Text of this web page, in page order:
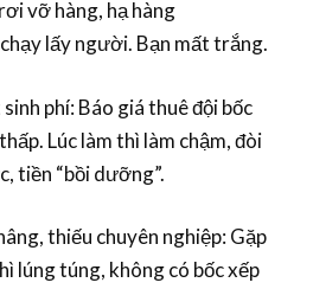
vỡ hàng, hạ hàng
chạy lấy người. Bạn mất trắng.
phí: Báo giáthuê đội bốc
Lúc làm thì làm chậm, đòi
tiền “bồi dưỡng”.
thiếu chuyên nghiệp: Gặp
lúng túng, không có bốc xếp